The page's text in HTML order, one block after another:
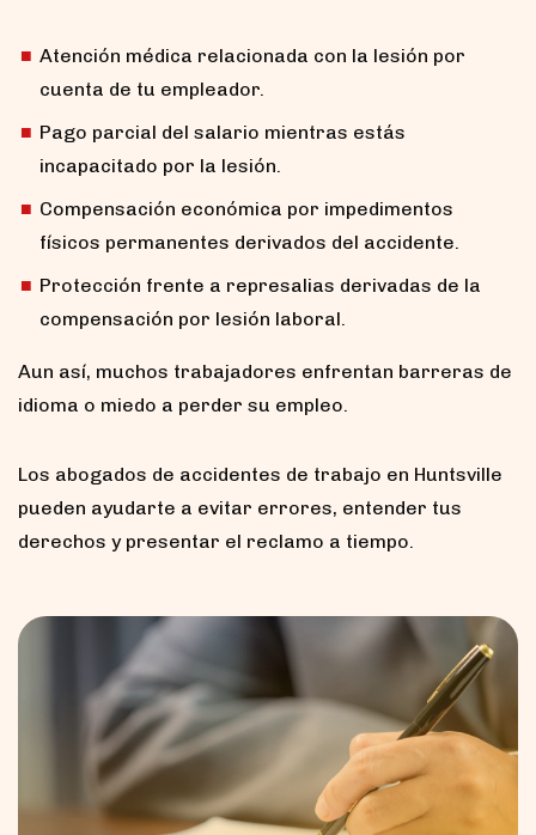
Atención médica relacionada con la lesión por
cuenta de tu empleador.
Pago parcial del salario mientras estás
incapacitado por la lesión.
Compensación económica por impedimentos
físicos permanentes derivados del accidente.
Protección frente a represalias derivadas de la
compensación por lesión laboral.
Aun así, muchos trabajadores enfrentan barreras de
idioma o miedo a perder su empleo.
Los abogados de accidentes de trabajo en Huntsville
pueden ayudarte a evitar errores, entender tus
derechos y presentar el reclamo a tiempo.